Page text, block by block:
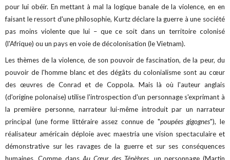
pour lui obéir. En mettant à mal la logique banale de la violence, en en
faisant le ressort d'une philosophie, Kurtz déclare la guerre à une société
pas moins violente que lui – que ce soit dans un territoire colonisé
(l'Afrique) ou un pays en voie de décolonisation (le Vietnam).
Les thèmes de la violence, de son pouvoir de fascination, de la peur, du
pouvoir de l'homme blanc et des dégâts du colonialisme sont au cœur
des œuvres de Conrad et de Coppola. Mais là où l'auteur anglais
(d'origine polonaise) utilise l'introspection d'un personnage s'exprimant à
la première personne, narrateur lui-même introduit par un narrateur
principal (une forme littéraire assez connue de "poupées gigognes"), le
réalisateur américain déploie avec maestria une vision spectaculaire et
démonstrative sur les ravages de la guerre et sur ses conséquences